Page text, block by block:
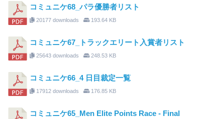
コミュニケ68_パラ優勝者リスト
20177 downloads 193.64 KB
コミュニケ67_トラックエリート入賞者リスト
25643 downloads 248.53 KB
コミュニケ66_4 日目裁定一覧
17912 downloads 176.85 KB
コミュニケ65_Men Elite Points Race - Final